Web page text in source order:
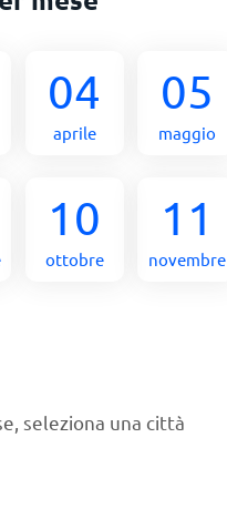
04
aprile
05
maggio
10
ottobre
11
novembre
seleziona una città